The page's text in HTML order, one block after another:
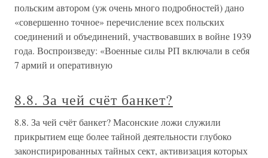
польским автором (уж очень много подробностей) дано
«совершенно точное» перечисление всех польских
соединений и объединений, участвовавших в войне 1939
года. Воспроизведу: «Военные силы РП включали в себя
7 армий и оперативную
8.8. За чей счёт банкет?
8.8. За чей счёт банкет? Масонские ложи служили
прикрытием еще более тайной деятельности глубоко
законспирированных тайных сект, активизация которых